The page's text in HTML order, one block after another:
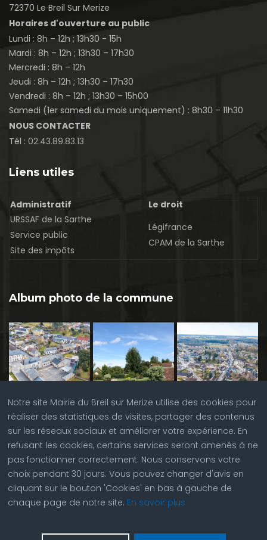
72370 Le Breil Sur Merize
Horaires d'ouverture au public
Lundi : 8h – 12h ; 13h30 - 15h
Mardi : 8h – 12h ; 13h30 – 17h30
Mercredi : 8h – 12h
Jeudi : 8h – 12h ; 13h30 – 17h30
Vendredi : 8h – 12h ; 13h30 – 15h00
Samedi (1er samedi du mois uniquement) : 8h30 – 11h30
NOUS CONTACTER
Tél : 02.43.89.83.13
Notre site Mairie du Breil sur Merize utilise des cookies pour
réaliser des statistiques de visites, partager des contenus
sur les réseaux sociaux et améliorer votre expérience. En
refusant les cookies, certains services seront amenés à ne
pas fonctionner correctement. Nous conservons votre
choix pendant 30 jours. Vous pouvez changer d'avis en
cliquant sur le bouton 'Cookies' en bas à gauche de
chaque page de notre site. En savoir plus
Liens utiles
Administratif
Le droit
URSSAF de la Sarthe
Service public
Site des impôts
Légifrance
CPAM de la Sarthe
Album photo de la commune